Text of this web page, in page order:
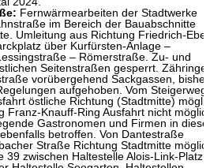
Fernwärmearbeiten der Stadtwerke
im Bereich der Bauabschnitte
Umleitung aus Richtung Friedrich-
über Kurfürsten-Anlage –
– Römerstraße. Zu- und
Seitenstraßen gesperrt.
vorübergehend Sackgassen,
aufgehoben. Vom Steigerweg
östliche Richtung (Stadtmitte)
Franz-Knauff-Ring Ausfahrt nicht
Gastronomen und Firmen in
betroffen. Von Dantestraße
Straße Richtung Stadtmitte
39 zwischen Haltestelle Alois-Link-Platz